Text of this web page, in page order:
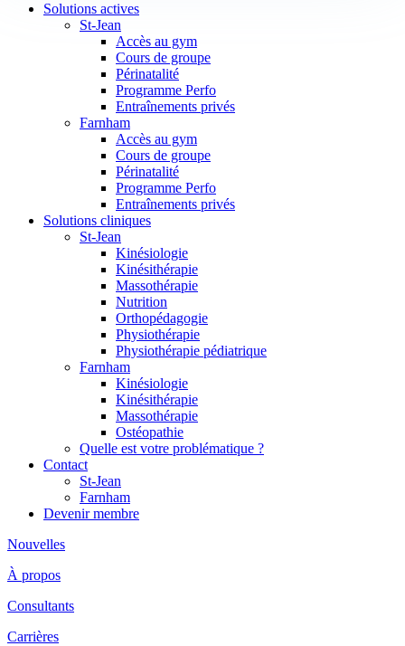
Solutions actives
St-Jean
Accès au gym
Cours de groupe
Périnatalité
Programme Perfo
Entraînements privés
Farnham
Accès au gym
Cours de groupe
Périnatalité
Programme Perfo
Entraînements privés
Solutions cliniques
St-Jean
Kinésiologie
Kinésithérapie
Massothérapie
Nutrition
Orthopédagogie
Physiothérapie
Physiothérapie pédiatrique
Farnham
Kinésiologie
Kinésithérapie
Massothérapie
Ostéopathie
Quelle est votre problématique ?
Contact
St-Jean
Farnham
Devenir membre
Nouvelles
À propos
Consultants
Carrières